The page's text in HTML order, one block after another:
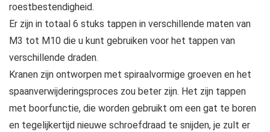
roestbestendigheid.
Er zijn in totaal 6 stuks tappen in verschillende maten van
M3 tot M10 die u kunt gebruiken voor het tappen van
verschillende draden.
Kranen zijn ontworpen met spiraalvormige groeven en het
spaanverwijderingsproces zou beter zijn. Het zijn tappen
met boorfunctie, die worden gebruikt om een gat te boren
en tegelijkertijd nieuwe schroefdraad te snijden, je zult er